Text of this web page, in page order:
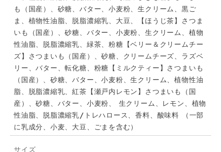
も（国産）、砂糖、バター、小麦粉、生クリーム、黒ご
ま、植物性油脂、脱脂濃縮乳、大豆、【ほうじ茶】さつま
いも（国産）、砂糖、バター、小麦粉、生クリーム、植物
性油脂、脱脂濃縮乳、緑茶、粉糖【ベリー＆クリームチー
ズ】さつまいも（国産）、砂糖、クリームチーズ、ラズベ
リー、バター、転化糖、粉糖【ミルクティー】さつまいも
（国産）、砂糖、バター、小麦粉、生クリーム、植物性油
脂、脱脂濃縮乳、紅茶【瀬戸内レモン】さつまいも（国
産）、砂糖、バター、小麦粉、 生クリーム、レモン、植物
性油脂、脱脂濃縮乳/トレハロース、香料、酸味料 （一部
に乳成分、小麦、大豆、ごまを含む）
サイズ